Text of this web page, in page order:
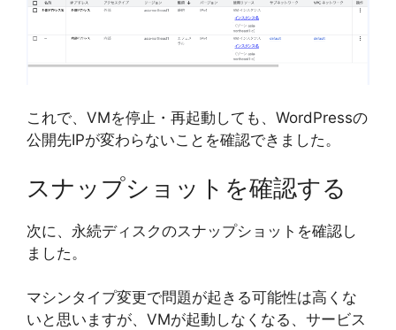
これで、VMを停止・再起動しても、WordPressの
公開先IPが変わらないことを確認できました。
スナップショットを確認する
次に、永続ディスクのスナップショットを確認し
ました。
マシンタイプ変更で問題が起きる可能性は高くな
いと思いますが、VMが起動しなくなる、サービス